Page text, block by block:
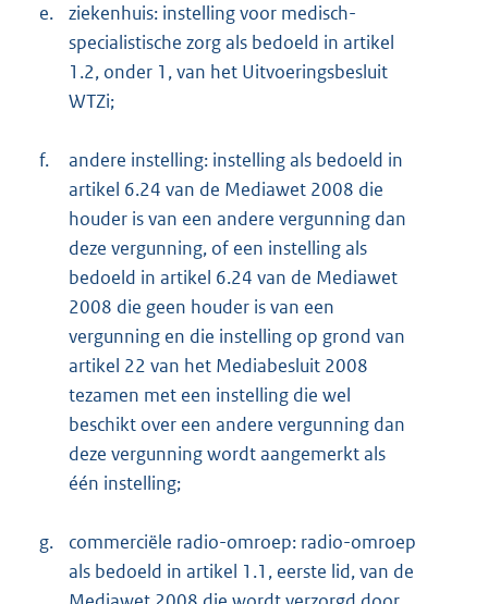
e.
ziekenhuis: instelling voor medisch-
specialistische zorg als bedoeld in artikel
1.2, onder 1, van het Uitvoeringsbesluit
WTZi;
f.
andere instelling: instelling als bedoeld in
artikel 6.24 van de Mediawet 2008 die
houder is van een andere vergunning dan
deze vergunning, of een instelling als
bedoeld in artikel 6.24 van de Mediawet
2008 die geen houder is van een
vergunning en die instelling op grond van
artikel 22 van het Mediabesluit 2008
tezamen met een instelling die wel
beschikt over een andere vergunning dan
deze vergunning wordt aangemerkt als
één instelling;
g.
commerciële radio-omroep: radio-omroep
als bedoeld in artikel 1.1, eerste lid, van de